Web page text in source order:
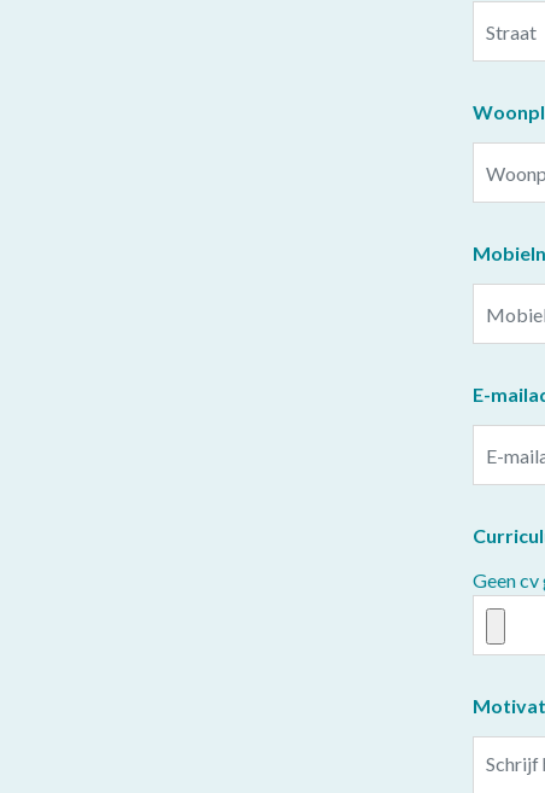
E-
Geen